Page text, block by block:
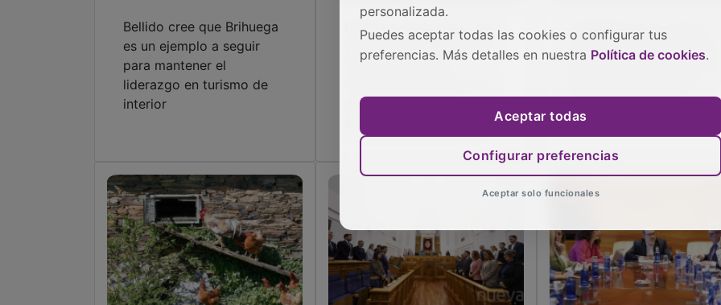
Bellido cree que Brihuega
es un ejemplo a seguir
para mantener el
liderazgo en turismo de
interior
Bellido valora como “una
gran victoria” la mayoría
“abrumadora” del
posesión del nuevo
El Estatuto de C-LM ve
luz verde en el Congreso
para iniciar su trámite con
personalizada.
Puedes aceptar todas las cookies o configurar tus
preferencias. Más detalles en nuestra Política de cookies.
Aceptar todas
Configurar preferencias
Aceptar solo funcionales